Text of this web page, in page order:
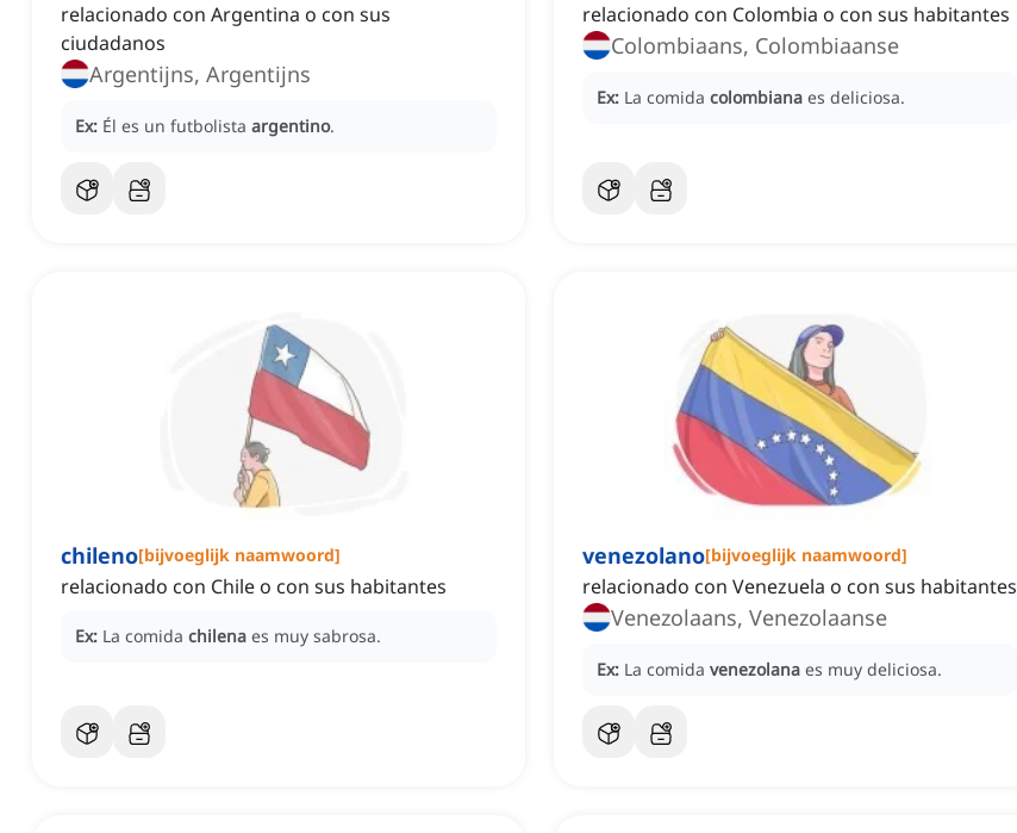
relacionado con Argentina o con sus
ciudadanos
Argentijns, Argentijns
Ex: Él es un futbolista argentino.
relacionado con Colombia o con sus habitantes
Colombiaans, Colombiaanse
Ex: La comida colombiana es deliciosa.
chileno[bijvoeglijk naamwoord]
relacionado con Chile o con sus habitantes
Ex: La comida chilena es muy sabrosa.
venezolano[bijvoeglijk naamwoord]
relacionado con Venezuela o con sus habitantes
Venezolaans, Venezolaanse
Ex: La comida venezolana es muy deliciosa.